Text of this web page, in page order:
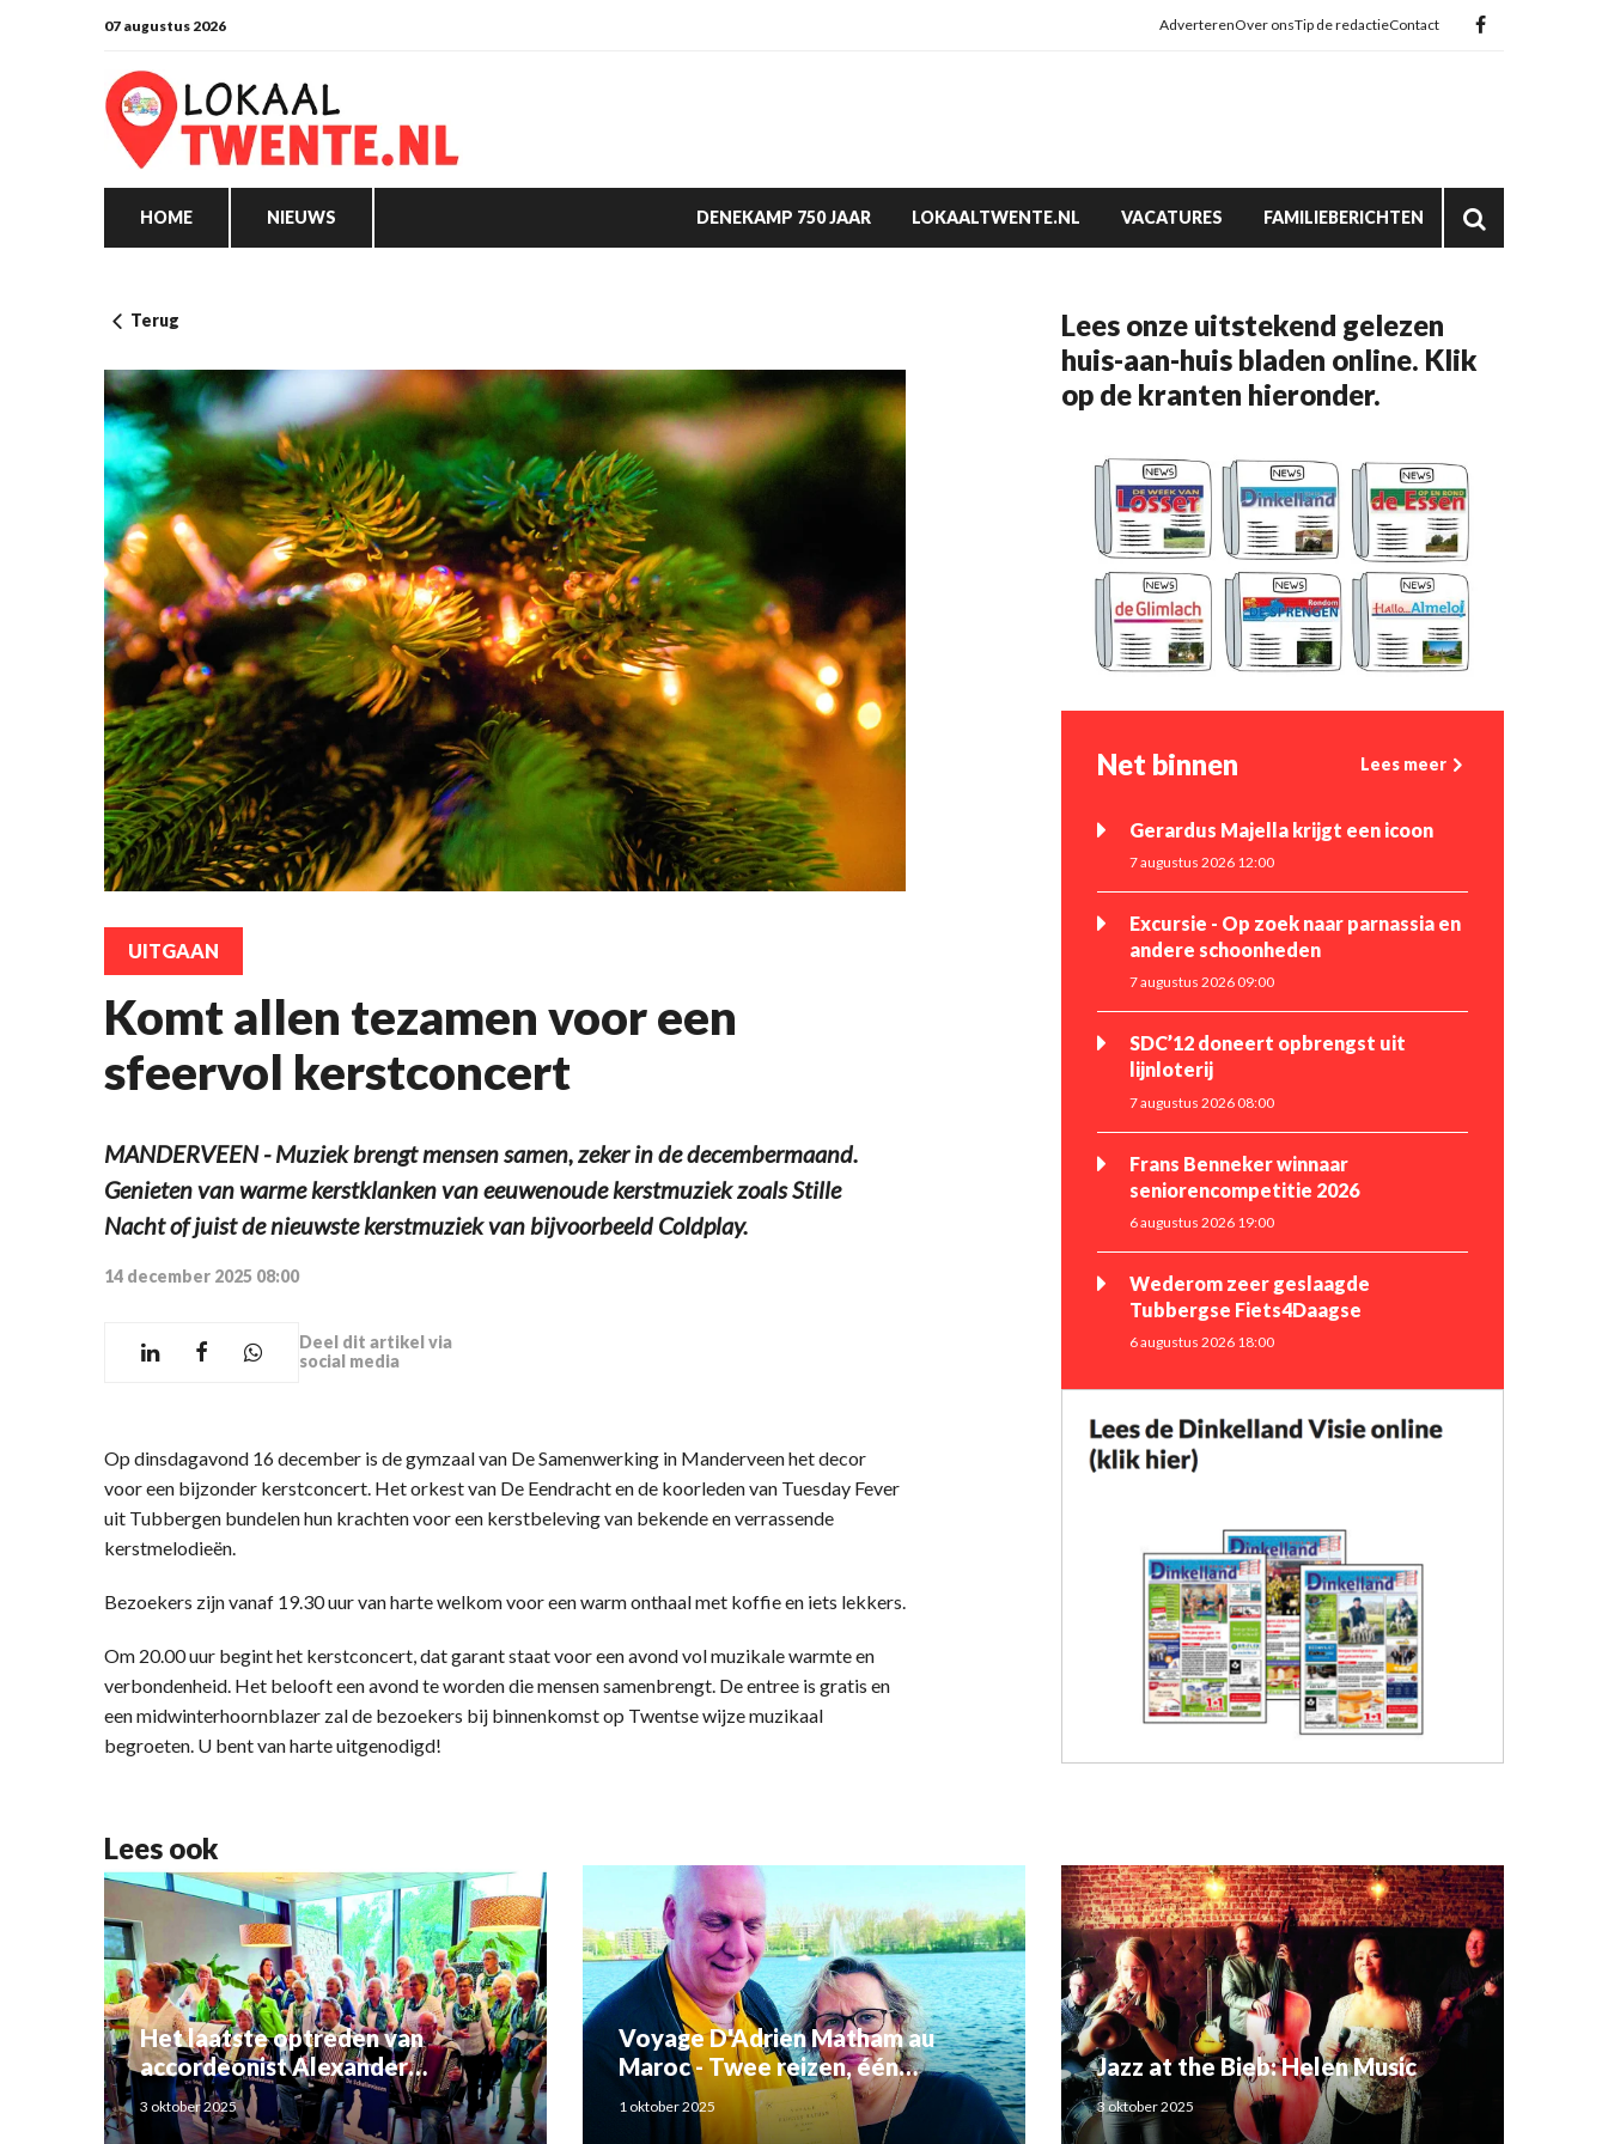
07 augustus 2026 AdverterenOver onsTip de redactieContact
HOME NIEUWS DENEKAMP 750 JAAR LOKAALTWENTE.NL VACATURES FAMILIEBERICHTEN
Terug
UITGAAN
Komt allen tezamen voor een
sfeervol kerstconcert
MANDERVEEN - Muziek brengt mensen samen, zeker in de decembermaand.
Genieten van warme kerstklanken van eeuwenoude kerstmuziek zoals Stille
Nacht of juist de nieuwste kerstmuziek van bijvoorbeeld Coldplay.
14 december 2025 08:00
Deel dit artikel via
social media
Op dinsdagavond 16 december is de gymzaal van De Samenwerking in Manderveen het decor
voor een bijzonder kerstconcert. Het orkest van De Eendracht en de koorleden van Tuesday Fever
uit Tubbergen bundelen hun krachten voor een kerstbeleving van bekende en verrassende
kerstmelodieën.
Bezoekers zijn vanaf 19.30 uur van harte welkom voor een warm onthaal met koffie en iets lekkers.
Om 20.00 uur begint het kerstconcert, dat garant staat voor een avond vol muzikale warmte en
verbondenheid. Het belooft een avond te worden die mensen samenbrengt. De entree is gratis en
een midwinterhoornblazer zal de bezoekers bij binnenkomst op Twentse wijze muzikaal
begroeten. U bent van harte uitgenodigd!
Lees onze uitstekend gelezen
huis-aan-huis bladen online. Klik
op de kranten hieronder.
Net binnen Lees meer
Gerardus Majella krijgt een icoon
7 augustus 2026 12:00
Excursie - Op zoek naar parnassia en
andere schoonheden
7 augustus 2026 09:00
SDC’12 doneert opbrengst uit
lijnloterij
7 augustus 2026 08:00
Frans Benneker winnaar
seniorencompetitie 2026
6 augustus 2026 19:00
Wederom zeer geslaagde
Tubbergse Fiets4Daagse
6 augustus 2026 18:00
Lees ook
Het laatste optreden van
accordeonist Alexander
Schoemaker
3 oktober 2025
Voyage D'Adrien Matham au
Maroc - Twee reizen, één
verhaal: Adriaan Matham en
Rahma el Mouden
1 oktober 2025
Jazz at the Bieb: Helen Music
3 oktober 2025